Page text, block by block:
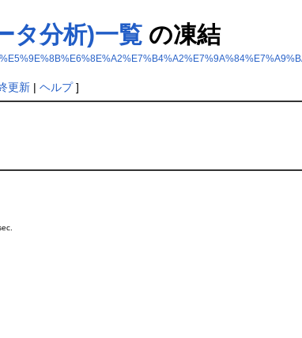
タ分析)一覧の凍結
更新| ヘルプ]